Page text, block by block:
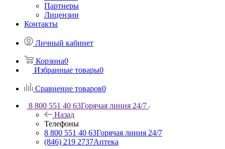
Партнеры
Лицензии
Контакты
Личный кабинет
Корзина0
Избранные товары0
Сравнение товаров0
8 800 551 40 63Горячая линия 24/7
Назад
Телефоны
8 800 551 40 63Горячая линия 24/7
(846) 219 2737Аптека